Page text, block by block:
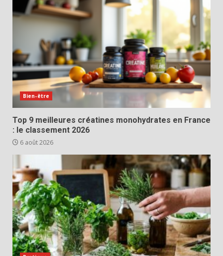
Bien-être
Top 9 meilleures créatines monohydrates en France
: le classement 2026
6 août 2026